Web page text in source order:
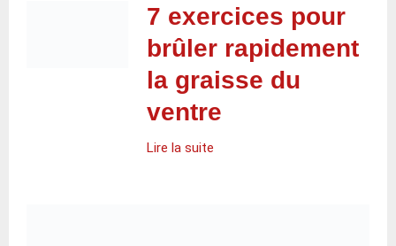
7 exercices pour
brûler rapidement
la graisse du
ventre
Lire la suite